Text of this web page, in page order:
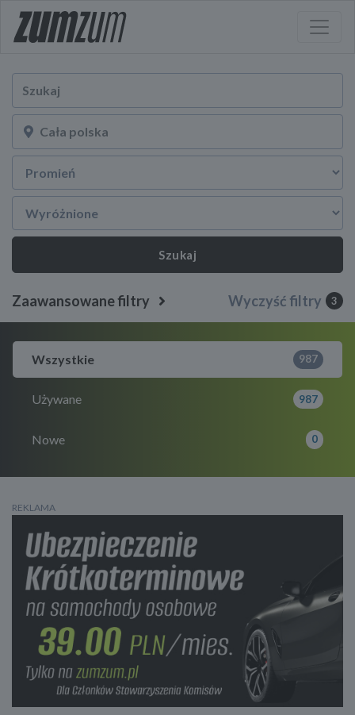
Szukaj
Zaawansowane filtry Wyczyść filtry 3
Wszystkie 987
Używane 987
Nowe 0
REKLAMA